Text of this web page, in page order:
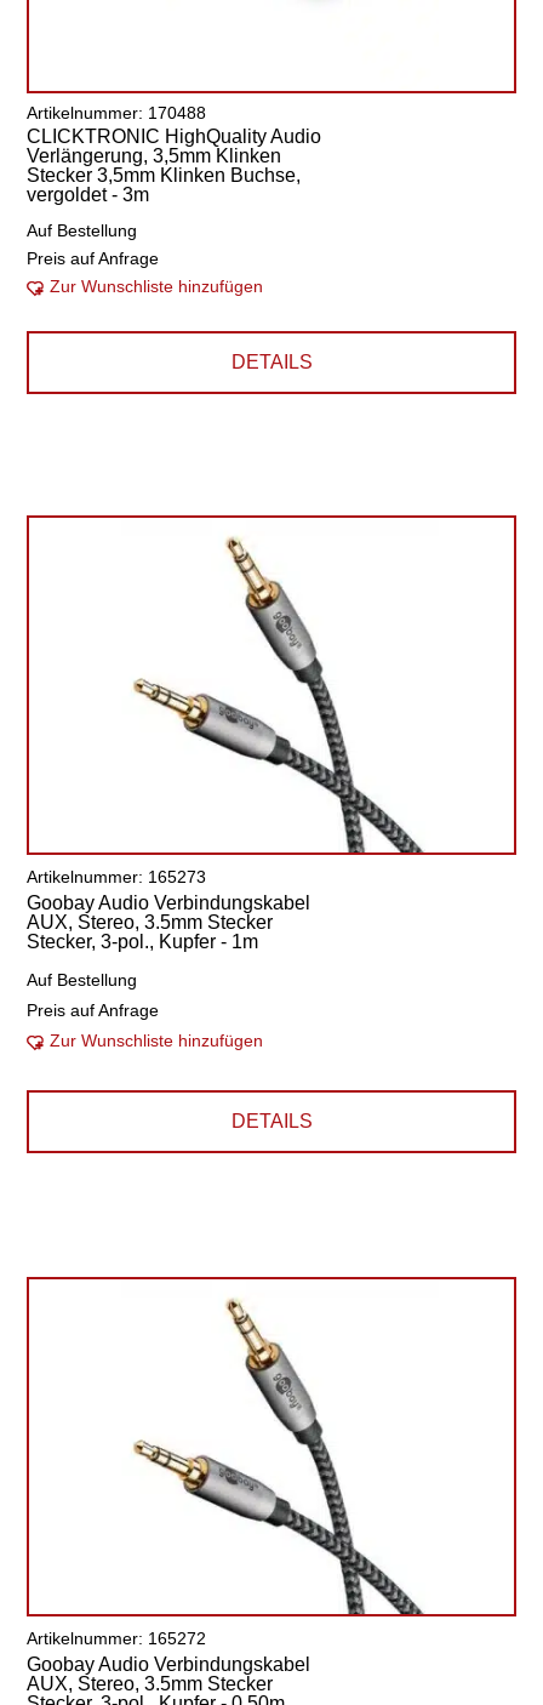
Artikelnummer: 170488
CLICKTRONIC HighQuality Audio
Verlängerung, 3,5mm Klinken
Stecker 3,5mm Klinken Buchse,
vergoldet - 3m
Auf Bestellung
Preis auf Anfrage
Zur Wunschliste hinzufügen
DETAILS
Artikelnummer: 165273
Goobay Audio Verbindungskabel
AUX, Stereo, 3.5mm Stecker
Stecker, 3-pol., Kupfer - 1m
Auf Bestellung
Preis auf Anfrage
Zur Wunschliste hinzufügen
DETAILS
Artikelnummer: 165272
Goobay Audio Verbindungskabel
AUX, Stereo, 3.5mm Stecker